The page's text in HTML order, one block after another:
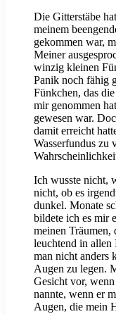
Die Gitterstäbe
meinem
gekommen war,
Meiner
winzig kleinen
Panik noch fähig
Fünkchen, das
mir genommen
gewesen war.
damit erreicht
Wasserfundus zu
Ich wusste nicht,
nicht, ob es
dunkel. Monate
bildete ich es mir
meinen Träumen,
leuchtend in allen
man nicht anders
Augen zu legen.
Gesicht vor,
nannte, wenn er
Augen, die mein